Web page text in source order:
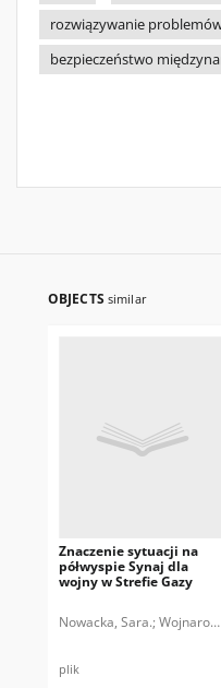
rozwiązywanie
bezpieczeństwo
OBJECTS similar
Znaczenie sytuacji na
półwyspie Synaj dla
wojny w Strefie Gazy
Nowacka, Sara.
plik